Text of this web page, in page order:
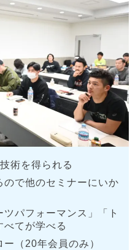
術を得られる
で他のセミナーにいか
ツパフォーマンス」「ト
べてが学べる
（20年会員のみ）